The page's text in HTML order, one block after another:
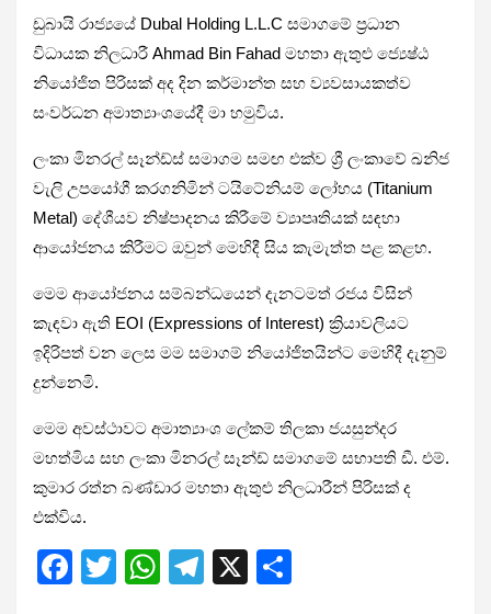
​ඩුබායි රාජ්‍යයේ Dubal Holding L.L.C සමාගමේ ප්‍රධාන
විධායක නිලධාරී Ahmad Bin Fahad මහතා ඇතුළු ජ්‍යෙෂ්ඨ
නියෝජිත පිරිසක් අද දින කර්මාන්ත සහ ව්‍යවසායකත්ව
සංවර්ධන අමාත්‍යාංශයේදී මා හමුවිය.
​ලංකා මිනරල් සෑන්ඩ්ස් සමාගම සමඟ එක්ව ශ්‍රී ලංකාවේ ඛනිජ
වැලි උපයෝගී කරගනිමින් ටයිටේනියම් ලෝහය (Titanium
Metal) දේශීයව නිෂ්පාදනය කිරීමේ ව්‍යාපෘතියක් සඳහා
ආයෝජනය කිරීමට ඔවුන් මෙහිදී සිය කැමැත්ත පළ කළහ.
​මෙම ආයෝජනය සම්බන්ධයෙන් දැනටමත් රජය විසින්
කැඳවා ඇති EOI (Expressions of Interest) ක්‍රියාවලියට
ඉදිරිපත් වන ලෙස මම සමාගම් නියෝජිතයින්ට මෙහිදී දැනුම්
දුන්නෙමි.
​මෙම අවස්ථාවට අමාත්‍යාංශ ලේකම් තිලකා ජයසුන්දර
මහත්මිය සහ ලංකා මිනරල් සෑන්ඩ් සමාගමේ සභාපති ඩී. එම්.
කුමාර රත්න බණ්ඩාර මහතා ඇතුළු නිලධාරීන් පිරිසක් ද
එක්විය.
F
T
W T
X